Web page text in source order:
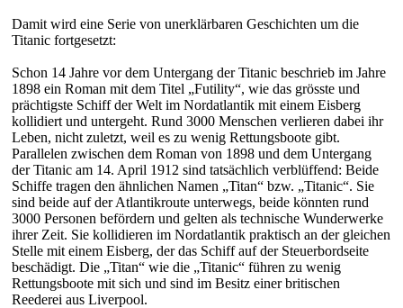
Damit wird eine Serie von unerklärbaren Geschichten um die
Titanic fortgesetzt:
Schon 14 Jahre vor dem Untergang der Titanic beschrieb im Jahre
1898 ein Roman mit dem Titel „Futility“, wie das grösste und
prächtigste Schiff der Welt im Nordatlantik mit einem Eisberg
kollidiert und untergeht. Rund 3000 Menschen verlieren dabei ihr
Leben, nicht zuletzt, weil es zu wenig Rettungsboote gibt.
Parallelen zwischen dem Roman von 1898 und dem Untergang
der Titanic am 14. April 1912 sind tatsächlich verblüffend: Beide
Schiffe tragen den ähnlichen Namen „Titan“ bzw. „Titanic“. Sie
sind beide auf der Atlantikroute unterwegs, beide könnten rund
3000 Personen befördern und gelten als technische Wunderwerke
ihrer Zeit. Sie kollidieren im Nordatlantik praktisch an der gleichen
Stelle mit einem Eisberg, der das Schiff auf der Steuerbordseite
beschädigt. Die „Titan“ wie die „Titanic“ führen zu wenig
Rettungsboote mit sich und sind im Besitz einer britischen
Reederei aus Liverpool.